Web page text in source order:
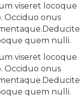
viseret locoque
Occiduo onus
quem nulli.
viseret locoque
Occiduo onus
quem nulli.